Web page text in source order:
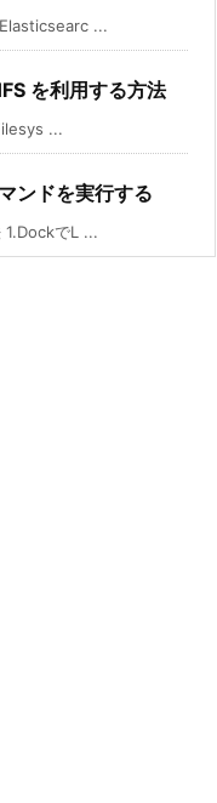
...
を利用する方法
...
ンドを実行する
でL ...